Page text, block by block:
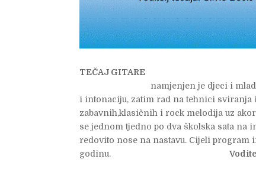
TEČAJ GITARE
namjenjen je djeci i mladima,
i intonaciju, zatim rad na tehnici
zabavnih,klasičnih i rock melodija uz
se jednom tjedno po dva školska sata
redovito nose na nastavu. Cijeli program
godinu.